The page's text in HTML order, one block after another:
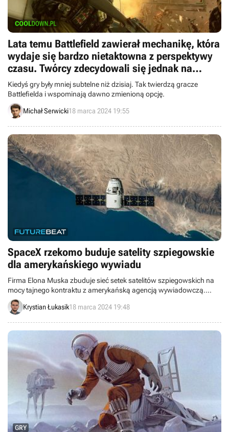
Lata temu Battlefield zawierał mechanikę, która
wydaje się bardzo nietaktowna z perspektywy
czasu. Twórcy zdecydowali się jednak na
zmianę nazwy
Kiedyś gry były mniej subtelne niż dzisiaj. Tak twierdzą gracze
Battlefielda i wspominają dawno zmienioną opcję.
Michał Serwicki18 marca 2024 19:55
SpaceX rzekomo buduje satelity szpiegowskie
dla amerykańskiego wywiadu
Firma Elona Muska zbuduje sieć setek satelitów szpiegowskich na
mocy tajnego kontraktu z amerykańską agencją wywiadowczą.
Wartość kontraktu opiewa na 1,8 miliarda dolarów, a celem projektu
jest znaczące usprawnienie zdolności rozpoznawczych rządu i
Krystian Łukasik18 marca 2024 19:48
GRY